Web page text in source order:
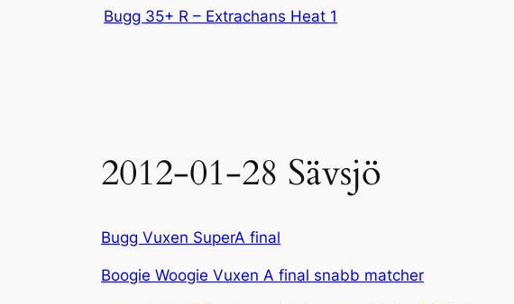
Bugg 35+ R – Extrachans Heat 1
2012-01-28 Sävsjö
Bugg Vuxen SuperA final
Boogie Woogie Vuxen A final snabb matcher